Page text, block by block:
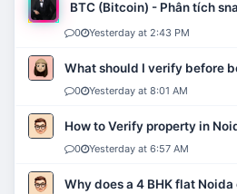
BTC (Bitcoin) - Phân tích
0 Yesterday at 2:43 PM
What should I verify before
0 Yesterday at 8:01 AM
How to Verify property in
0 Yesterday at 6:57 AM
Why does a 4 BHK flat